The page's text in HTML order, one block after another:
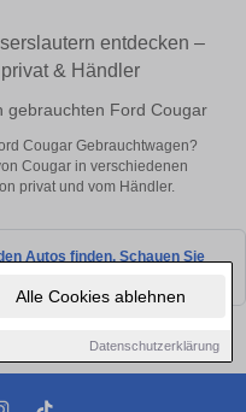
Alle Cookies ablehnen
Datenschutzerklärung
entdecken –
& Händler
gebrauchten Ford Cougar
Cougar Gebrauchtwagen?
Cougar in verschiedenen
privat und vom Händler.
Autos finden. Schauen Sie